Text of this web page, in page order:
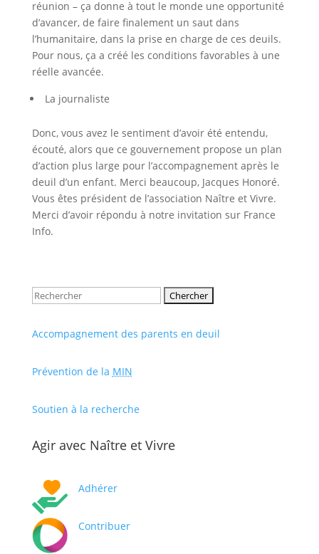
réunion – ça donne à tout le monde une opportunité
d’avancer, de faire finalement un saut dans
l’humanitaire, dans la prise en charge de ces deuils.
Pour nous, ça a créé les conditions favorables à une
réelle avancée.
La journaliste
Donc, vous avez le sentiment d’avoir été entendu,
écouté, alors que ce gouvernement propose un plan
d’action plus large pour l’accompagnement après le
deuil d’un enfant. Merci beaucoup, Jacques Honoré.
Vous êtes président de l’association Naître et Vivre.
Merci d’avoir répondu à notre invitation sur France
Info.
Rechercher:
Accompagnement des parents en deuil
Prévention de la MIN
Soutien à la recherche
Agir avec Naître et Vivre
Adhérer
Contribuer